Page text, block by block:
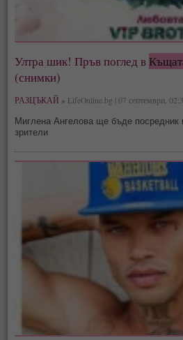
Ултра шик! Пръв поглед в
(снимки)
РАЗЦЪКАЙ » LifeOnline.bg | 07 септември,
Миглена Ангелова ще бъде посредник
зрители